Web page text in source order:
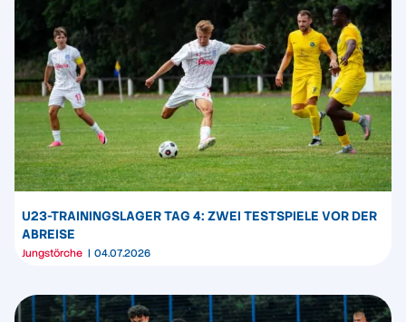
U23-TRAININGSLAGER TAG 4: ZWEI TESTSPIELE VOR DER
ABREISE
Jungstörche 04.07.2026